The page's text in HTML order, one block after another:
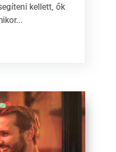
kellett, ők